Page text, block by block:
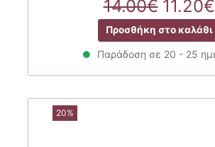
14.00€ Original
price
was:
11.20€
Προσθήκη στο καλάθι
Παράδοση σε 20 - 25
20%